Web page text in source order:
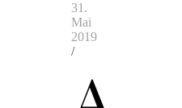
31.
Mai
2019
/